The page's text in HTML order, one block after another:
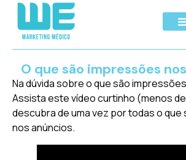
O que são impressões
Na dúvida sobre o que são
Assista este vídeo curtinho (menos de
descubra de uma vez por todas o
nos anúncios.